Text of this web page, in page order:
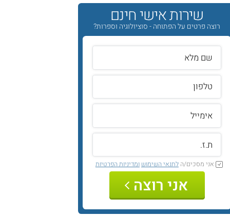
שירות אישי חינם
רוצה פרטים על הפתוחה - סוציולוגיה וספרות?
אני מסכים/הלתנאי השימוש ומדיניות הפרטיות
אני רוצה